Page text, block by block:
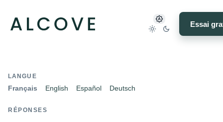
Essai
LANGUE
Français English Español Deutsch
RÉPONSES